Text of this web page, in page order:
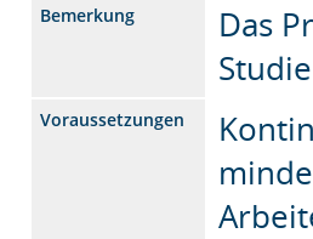
Bemerkung
Das
Voraussetzungen